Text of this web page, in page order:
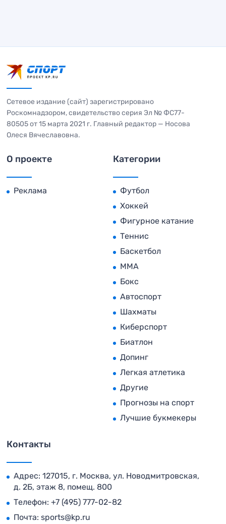
Сетевое издание (сайт) зарегистрировано
Роскомнадзором, свидетельство серия Эл № ФС77-
80505 от 15 марта 2021 г. Главный редактор — Носова
Олеся Вячеславовна.
О проекте
Реклама
Категории
Футбол
Хоккей
Фигурное катание
Теннис
Баскетбол
MMA
Бокс
Автоспорт
Шахматы
Киберспорт
Биатлон
Допинг
Легкая атлетика
Другие
Прогнозы на спорт
Лучшие букмекеры
Контакты
Адрес: 127015, г. Москва, ул. Новодмитровская,
д. 2Б, этаж 8, помещ. 800
Телефон: +7 (495) 777-02-82
Почта: sports@kp.ru